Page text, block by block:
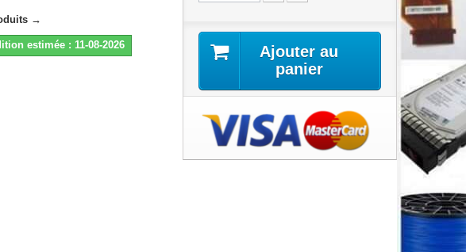
→
estimée : 11-08-2026
Ajouter au
panier